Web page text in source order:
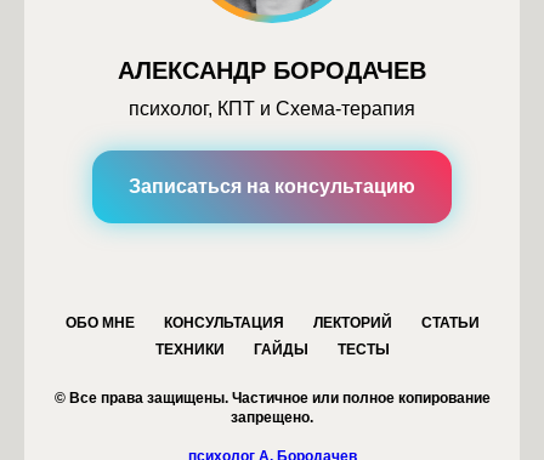
АЛЕКСАНДР БОРОДАЧЕВ
психолог, КПТ и Схема-терапия
Записаться на консультацию
ОБО МНЕ КОНСУЛЬТАЦИЯ ЛЕКТОРИЙ
СТАТЬИ
ТЕХНИКИ
ГАЙДЫ ТЕСТЫ
© Все права защищены. Частичное или полное копирование
запрещено.
психолог А. Бородачев